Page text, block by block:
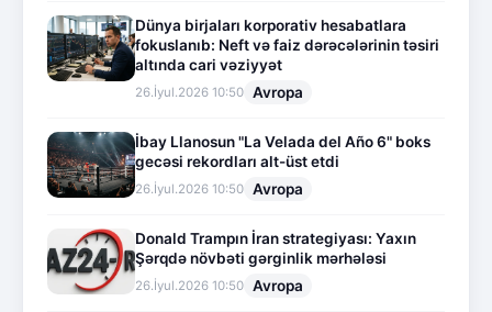
Dünya birjaları korporativ hesabatlara
fokuslanıb: Neft və faiz dərəcələrinin təsiri
altında cari vəziyyət
26.İyul.2026 10:50 Avropa
İbay Llanosun "La Velada del Año 6" boks
gecəsi rekordları alt-üst etdi
26.İyul.2026 10:50 Avropa
Donald Trampın İran strategiyası: Yaxın
Şərqdə növbəti gərginlik mərhələsi
26.İyul.2026 10:50 Avropa